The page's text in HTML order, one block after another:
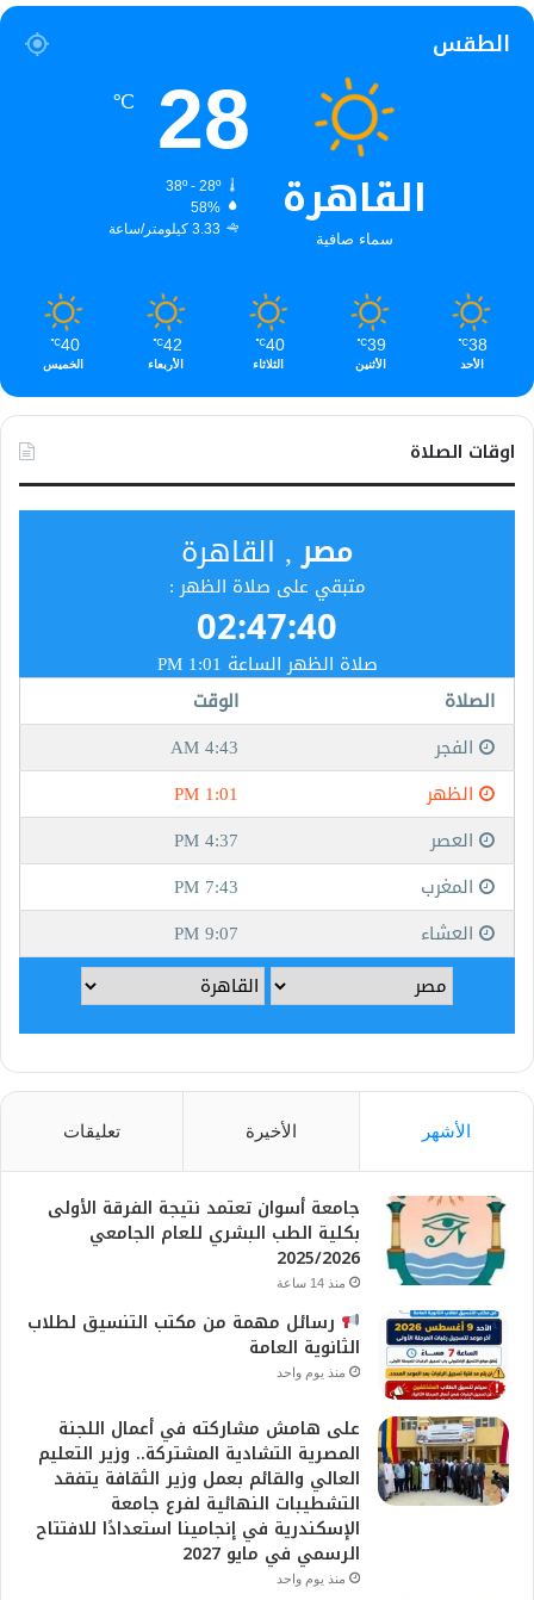
الطقس
القاهرة
سماء صافية
28
℃
38º - 28º
58%
3.33 كيلومتر/ساعة
38
℃
الأحد
39
℃
الأثنين
40
℃
الثلاثاء
42
℃
الأربعاء
40
℃
الخميس
اوقات الصلاة
الأشهر الأخيرة تعليقات
جامعة أسوان تعتمد نتيجة الفرقة الأولى
بكلية الطب البشري للعام الجامعي
2025/2026
منذ 14 ساعة
رسائل مهمة من مكتب التنسيق لطلاب
الثانوية العامة
منذ يوم واحد
على هامش مشاركته في أعمال اللجنة
المصرية التشادية المشتركة.. وزير التعليم
العالي والقائم بعمل وزير الثقافة يتفقد
التشطيبات النهائية لفرع جامعة
الإسكندرية في إنجامينا استعدادًا للافتتاح
الرسمي في مايو 2027
منذ يوم واحد